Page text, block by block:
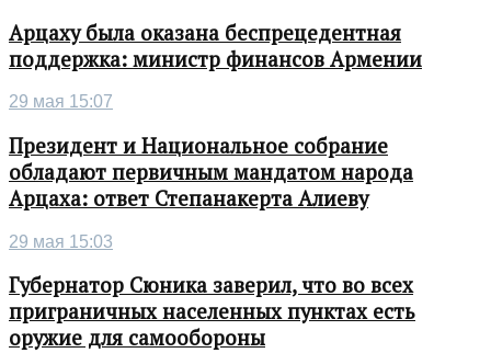
Арцаху была оказана беспрецедентная
поддержка: министр финансов Армении
29 мая 15:07
Президент и Национальное собрание
обладают первичным мандатом народа
Арцаха: ответ Степанакерта Алиеву
29 мая 15:03
Губернатор Сюника заверил, что во всех
приграничных населенных пунктах есть
оружие для самообороны